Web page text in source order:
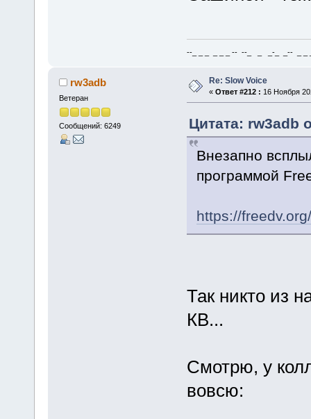
--_ _ _ _ _ _ -- --_ _ _-_ _-- _ _
rw3adb
Ветеран
Сообщений: 6249
Re: Slow Voice
« Ответ #212 : 16 Ноября
Цитата: rw3adb
Внезапно
программой
https://freedv.org/
Так никто из
КВ...
Смотрю, у
вовсю: